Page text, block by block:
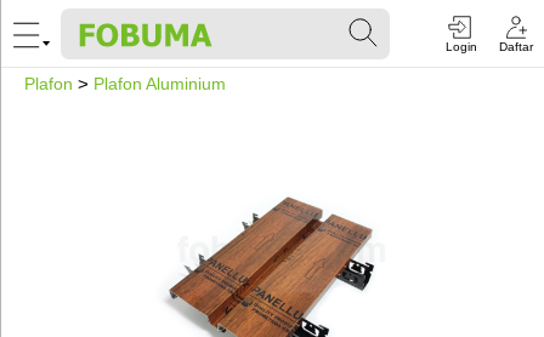
Login Daftar
Plafon > Plafon Aluminium